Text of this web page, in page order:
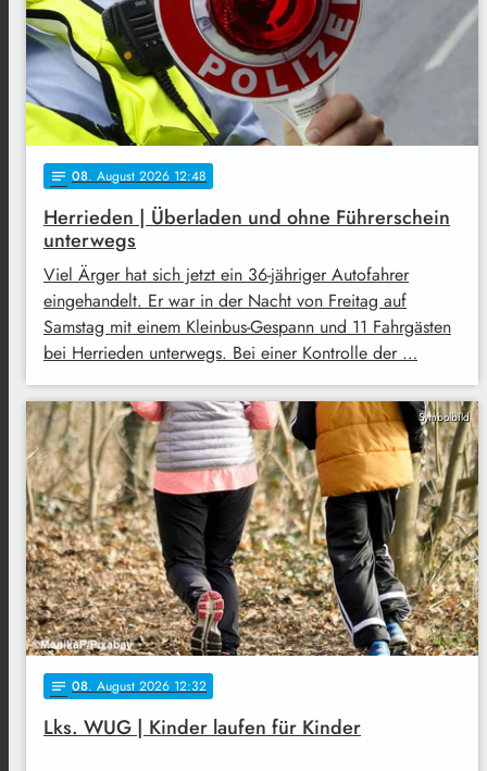
notes 08. August 2026 12:48
Herrieden | Überladen und ohne Führerschein
unterwegs
Viel Ärger hat sich jetzt ein 36-jähriger Autofahrer
eingehandelt. Er war in der Nacht von Freitag auf
Samstag mit einem Kleinbus-Gespann und 11 Fahrgästen
bei Herrieden unterwegs. Bei einer Kontrolle der …
Symbolbild
notes 08. August 2026 12:32
Lks. WUG | Kinder laufen für Kinder